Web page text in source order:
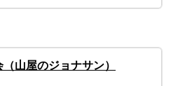
山屋のジョナサン）